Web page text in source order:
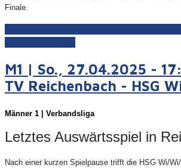
Finale.
M1 | So., 27.04.2025 -
TV Reichenbach - HSG
Männer 1 | Verbandsliga
Letztes Auswärtsspiel in
Nach einer kurzen Spielpause trifft die HSG Wi/